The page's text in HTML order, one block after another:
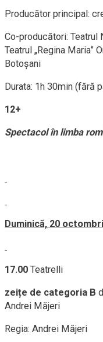
Producător principal:
Co-producători: Teatrul
Teatrul „Regina Maria”
Botoșani
Durata: 1h 30min (fără
12+
Spectacol în limba
Duminică, 20
17.00 Teatrelli
zeițe de categoria B
Andrei Măjeri
Regia: Andrei Măjeri